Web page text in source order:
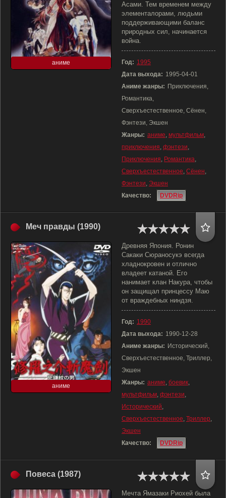
аниме
Асами. Тем временем между
элементалорами, людьми
поддерживающими баланс
природных сил, начинается
война.
Год: 1995
Дата выхода: 1995-04-01
Аниме жанры: Приключения,
Романтика,
Сверхъестественное, Сёнен,
Фэнтези, Экшен
Жанры: аниме, мультфильм,
приключения, фэнтези,
Приключения, Романтика,
Сверхъестественное, Сёнен,
Фэнтези, Экшен
Качество:
DVDRip
Меч правды (1990)
аниме
Древняя Япония. Ронин
Сакаки Сюраносукэ всегда
хладнокровен и отлично
владеет катаной. Его
нанимает клан Накура, чтобы
он защищал принцессу Маю
от враждебных ниндзя.
Год: 1990
Дата выхода: 1990-12-28
Аниме жанры: Исторический,
Сверхъестественное, Триллер,
Экшен
Жанры: аниме, боевик,
мультфильм, фэнтези,
Исторический,
Сверхъестественное, Триллер,
Экшен
Качество:
DVDRip
Повеса (1987)
Мечта Ямазаки Риохей была